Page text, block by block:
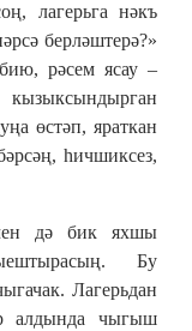
лагерьга нәкъ
берләштерә?»
рәсем ясау –
өстәп, яраткан
һичшиксез,
дә бик яхшы
Бу
Лагерьдан
алдында чыгыш